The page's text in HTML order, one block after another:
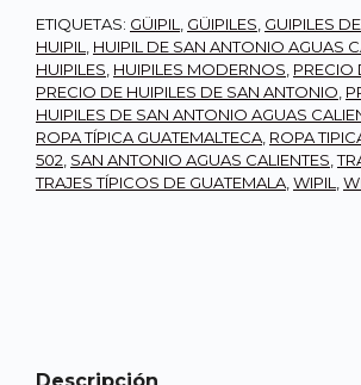
ETIQUETAS: GÜIPIL GÜIPILES GUIPILES
HUIPIL
HUIPIL DE SAN ANTONIO AGUAS
HUIPILES HUIPILES MODERNOS PRECIO
PRECIO DE HUIPILES DE SAN ANTONIO
HUIPILES DE SAN ANTONIO AGUAS
ROPA TÍPICA GUATEMALTECA ROPA
502 SAN ANTONIO AGUAS CALIENTES ,
TRAJES TÍPICOS DE GUATEMALA WIPIL